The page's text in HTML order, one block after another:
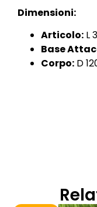
Dimensioni:
Articolo: L
Base
Corpo: D